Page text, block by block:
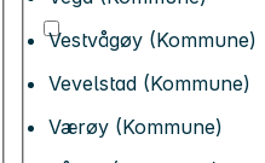
Vestvågøy (Kommune)
Vevelstad (Kommune)
Værøy (Kommune)